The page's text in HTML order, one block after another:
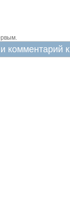
комментарий